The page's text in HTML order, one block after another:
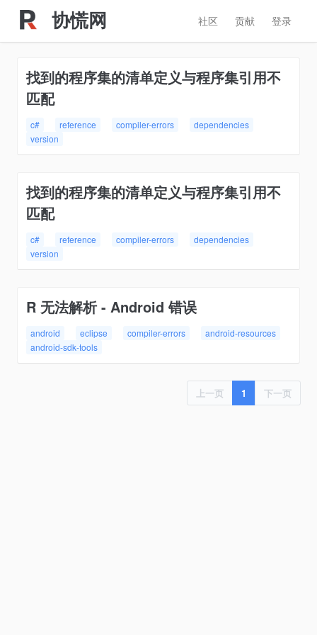
协慌网 登录
贡献
社区
找到的程序集的清单定义与程序集引用不
匹配
c# reference compiler-errors
dependencies
version
找到的程序集的清单定义与程序集引用不
匹配
c# reference compiler-errors
dependencies
version
R 无法解析 - Android 错误
android eclipse compiler-errors
android-resources
android-sdk-tools
上一页 1 下一页